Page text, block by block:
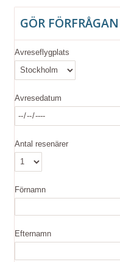
GÖR FÖRFRÅGAN
Avreseflygplats
Avresedatum
Antal resenärer
Förnamn
Efternamn